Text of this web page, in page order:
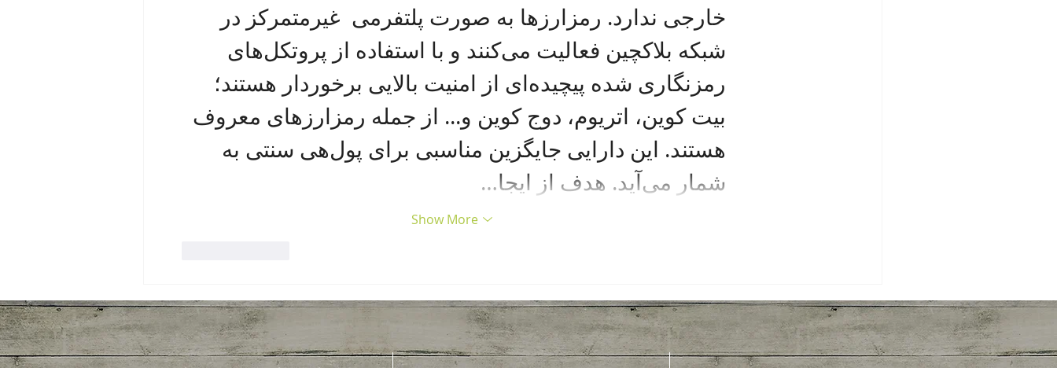
خارجی ندارد. رمزارزها به صورت پلتفرمی  غیرمتمرکز در
شبکه بلاکچین فعالیت می‌کنند و با استفاده از پروتکل‌های
رمزنگاری شده پیچیده‌ای از امنیت بالایی برخوردار هستند؛
بیت کوین، اتریوم، دوج کوین و... از جمله رمزارزهای معروف
هستند. این دارایی جایگزین مناسبی برای پول‌هی سنتی به
شمار می‌آید. هدف از ایجا…
Show More